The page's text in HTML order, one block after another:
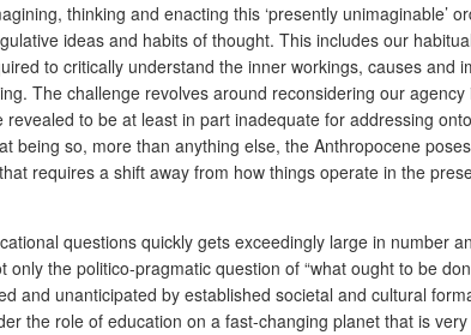
thinking and enacting this ‘presently unimaginable’
ideas and habits of thought. This includes our habitual
to critically understand the inner workings, causes and
The challenge revolves around reconsidering our
to be at least in part inadequate for addressing
so, more than anything else, the Anthropocene
requires a shift away from how things operate in the
questions quickly gets exceedingly large in number
the politico-pragmatic question of “what ought to be
and unanticipated by established societal and cultural
the role of education on a fast-changing planet that is